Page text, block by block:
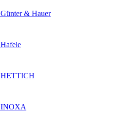
Günter & Hauer
Hafele
HETTICH
INOXA